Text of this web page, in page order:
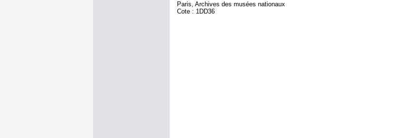
Paris, Archives des musées nationaux
Cote : 1DD36